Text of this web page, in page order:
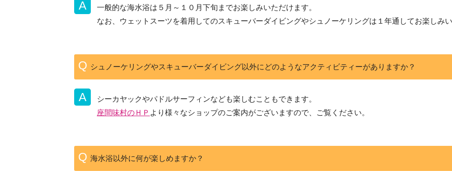
一般的な海水浴は５月～１０月下旬までお楽しみいただけます。
なお、ウェットスーツを着用してのスキューバーダイビングやシュノーケリングは１年通してお楽しみい
シュノーケリングやスキューバーダイビング以外にどのようなアクティビティーがありますか？
シーカヤックやパドルサーフィンなども楽しむこともできます。
座間味村のＨＰ より様々なショップのご案内がございますので、ご覧ください。
海水浴以外に何が楽しめますか？